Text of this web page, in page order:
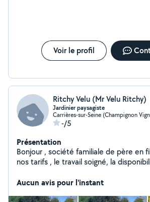
Voir le profil
Ritchy Velu (Mr Velu Ritchy)
Jardinier paysagiste
Carrières-sur-Seine (Champignon
-/5
Présentation
Bonjour , société familiale de père en fils . Nos
nos tarifs , le travail soigné, la disponibilité ,
Aucun avis pour l'instant